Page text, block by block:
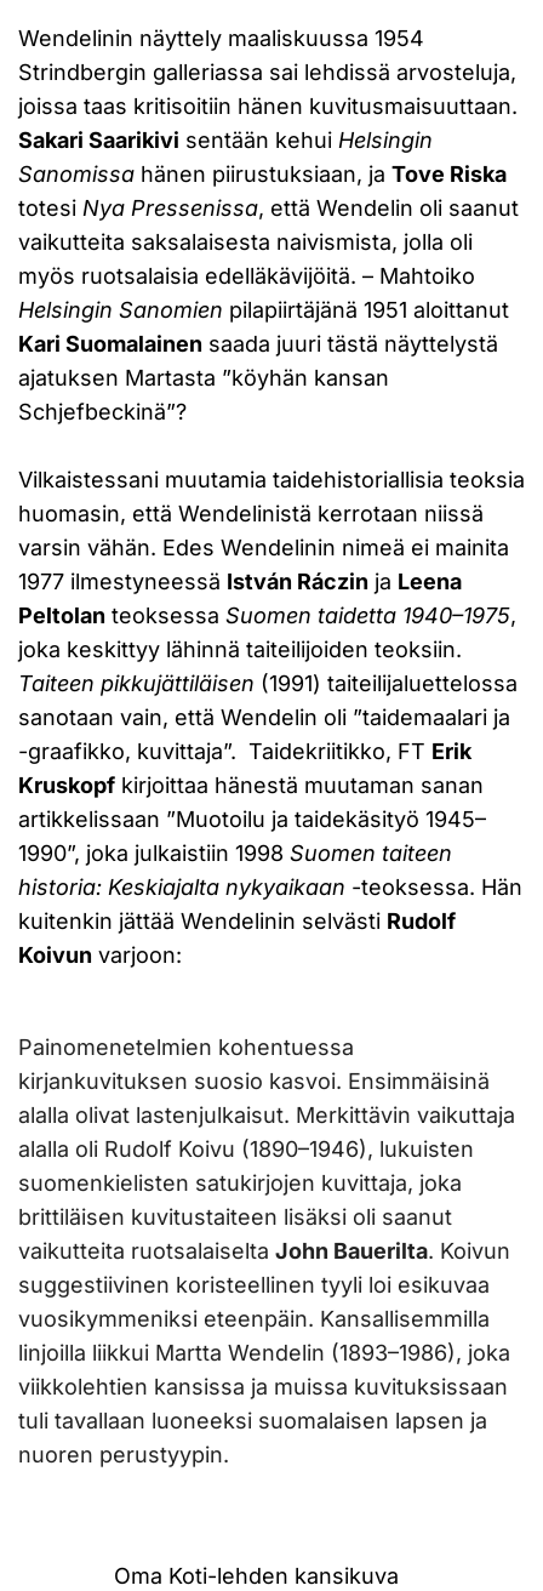
Wendelinin näyttely maaliskuussa 1954
Strindbergin galleriassa sai lehdissä arvosteluja,
joissa taas kritisoitiin hänen kuvitusmaisuuttaan.
Sakari Saarikivi sentään kehui Helsingin
Sanomissa hänen piirustuksiaan, ja Tove Riska
totesi Nya Pressenissa, että Wendelin oli saanut
vaikutteita saksalaisesta naivismista, jolla oli
myös ruotsalaisia edelläkävijöitä. – Mahtoiko
Helsingin Sanomien pilapiirtäjänä 1951 aloittanut
Kari Suomalainen saada juuri tästä näyttelystä
ajatuksen Martasta ”köyhän kansan
Schjefbeckinä”?
Vilkaistessani muutamia taidehistoriallisia teoksia
huomasin, että Wendelinistä kerrotaan niissä
varsin vähän. Edes Wendelinin nimeä ei mainita
1977 ilmestyneessä István Ráczin ja Leena
Peltolan teoksessa Suomen taidetta 1940–1975,
joka keskittyy lähinnä taiteilijoiden teoksiin.
Taiteen pikkujättiläisen (1991) taiteilijaluettelossa
sanotaan vain, että Wendelin oli ”taidemaalari ja
-graafikko, kuvittaja”. Taidekriitikko, FT Erik
Kruskopf kirjoittaa hänestä muutaman sanan
artikkelissaan ”Muotoilu ja taidekäsityö 1945–
1990”, joka julkaistiin 1998 Suomen taiteen
historia: Keskiajalta nykyaikaan -teoksessa. Hän
kuitenkin jättää Wendelinin selvästi Rudolf
Koivun varjoon:
Painomenetelmien kohentuessa
kirjankuvituksen suosio kasvoi. Ensimmäisinä
alalla olivat lastenjulkaisut. Merkittävin vaikuttaja
alalla oli Rudolf Koivu (1890–1946), lukuisten
suomenkielisten satukirjojen kuvittaja, joka
brittiläisen kuvitustaiteen lisäksi oli saanut
vaikutteita ruotsalaiselta John Bauerilta. Koivun
suggestiivinen koristeellinen tyyli loi esikuvaa
vuosikymmeniksi eteenpäin. Kansallisemmilla
linjoilla liikkui Martta Wendelin (1893–1986), joka
viikkolehtien kansissa ja muissa kuvituksissaan
tuli tavallaan luoneeksi suomalaisen lapsen ja
nuoren perustyypin.
Oma Koti-lehden kansikuva